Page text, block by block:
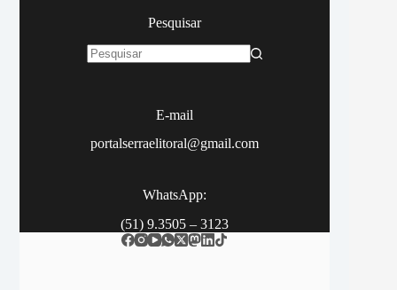
Pesquisar
E-mail
portalserraelitoral@gmail.com
WhatsApp:
(51) 9.3505 – 3123